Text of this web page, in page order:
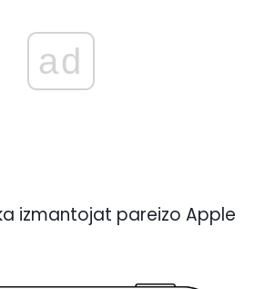
ad
izmantojat pareizo Apple